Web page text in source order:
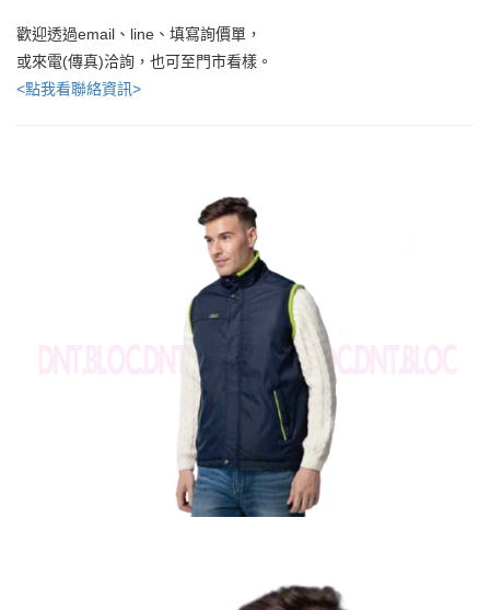
歡迎透過email、line、填寫詢價單，
或來電(傳真)洽詢，也可至門市看樣。
<點我看聯絡資訊>